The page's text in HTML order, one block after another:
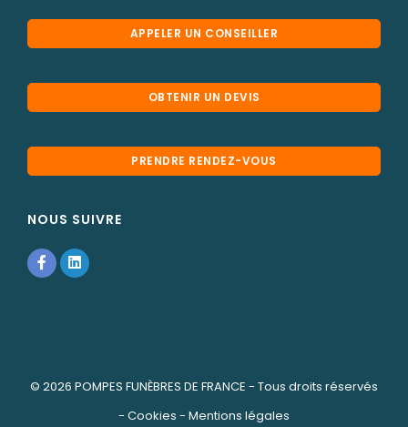
APPELER UN CONSEILLER
OBTENIR UN DEVIS
PRENDRE RENDEZ-VOUS
NOUS SUIVRE
© 2026 POMPES FUNÈBRES DE FRANCE - Tous droits réservés
- Cookies - Mentions légales